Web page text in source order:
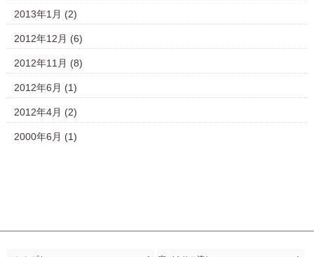
2013年1月 (2)
2012年12月 (6)
2012年11月 (8)
2012年6月 (1)
2012年4月 (2)
2000年6月 (1)